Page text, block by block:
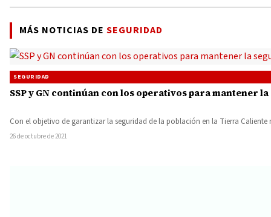
MÁS NOTICIAS DE SEGURIDAD
SEGURIDAD
SSP y GN continúan con los operativos para mantener
Con el objetivo de garantizar la seguridad de la población en la Tierra
26 de octubre de 2021